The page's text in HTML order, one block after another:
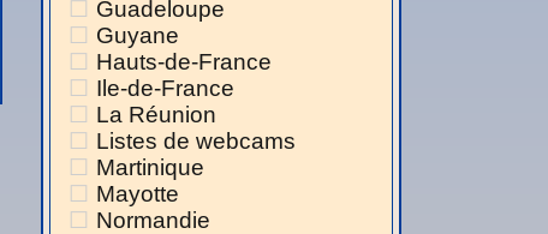
Guadeloupe
Guyane
Hauts-de-France
Ile-de-France
La Réunion
Listes de webcams
Martinique
Mayotte
Normandie